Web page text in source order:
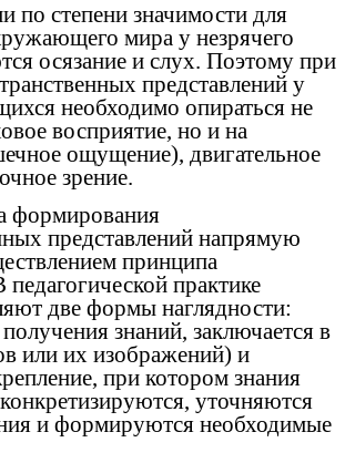
по степени значимости для
мира у незрячего
осязание и слух. Поэтому при
представлений у
необходимо опираться не
восприятие, но и на
ощущение), двигательное
зрение.
формирования
представлений напрямую
принципа
педагогической практике
две формы наглядности:
знаний, заключается в
или их изображений) и
при котором знания
уточняются
и формируются необходимые